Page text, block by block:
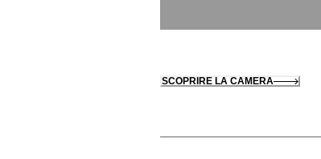
SCOPRIRE LA CAMERA